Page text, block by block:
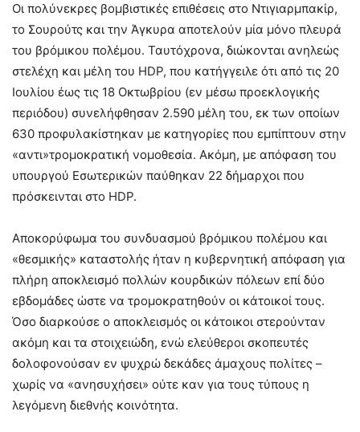
Οι πολύνεκρες βομβιστικές επιθέσεις στο Ντιγιαρμπακίρ,
το Σουρούτς και την Άγκυρα αποτελούν μία μόνο πλευρά
του βρόμικου πολέμου. Ταυτόχρονα, διώκονται ανηλεώς
στελέχη και μέλη του HDP, που κατήγγειλε ότι από τις 20
Ιουλίου έως τις 18 Οκτωβρίου (εν μέσω προεκλογικής
περιόδου) συνελήφθησαν 2.590 μέλη του, εκ των οποίων
630 προφυλακίστηκαν με κατηγορίες που εμπίπτουν στην
«αντι»τρομοκρατική νομοθεσία. Ακόμη, με απόφαση του
υπουργού Εσωτερικών παύθηκαν 22 δήμαρχοι που
πρόσκεινται στο HDP.
Αποκορύφωμα του συνδυασμού βρόμικου πολέμου και
«θεσμικής» καταστολής ήταν η κυβερνητική απόφαση για
πλήρη αποκλεισμό πολλών κουρδικών πόλεων επί δύο
εβδομάδες ώστε να τρομοκρατηθούν οι κάτοικοί τους.
Όσο διαρκούσε ο αποκλεισμός οι κάτοικοι στερούνταν
ακόμη και τα στοιχειώδη, ενώ ελεύθεροι σκοπευτές
δολοφονούσαν εν ψυχρώ δεκάδες άμαχους πολίτες –
χωρίς να «ανησυχήσει» ούτε καν για τους τύπους η
λεγόμενη διεθνής κοινότητα.